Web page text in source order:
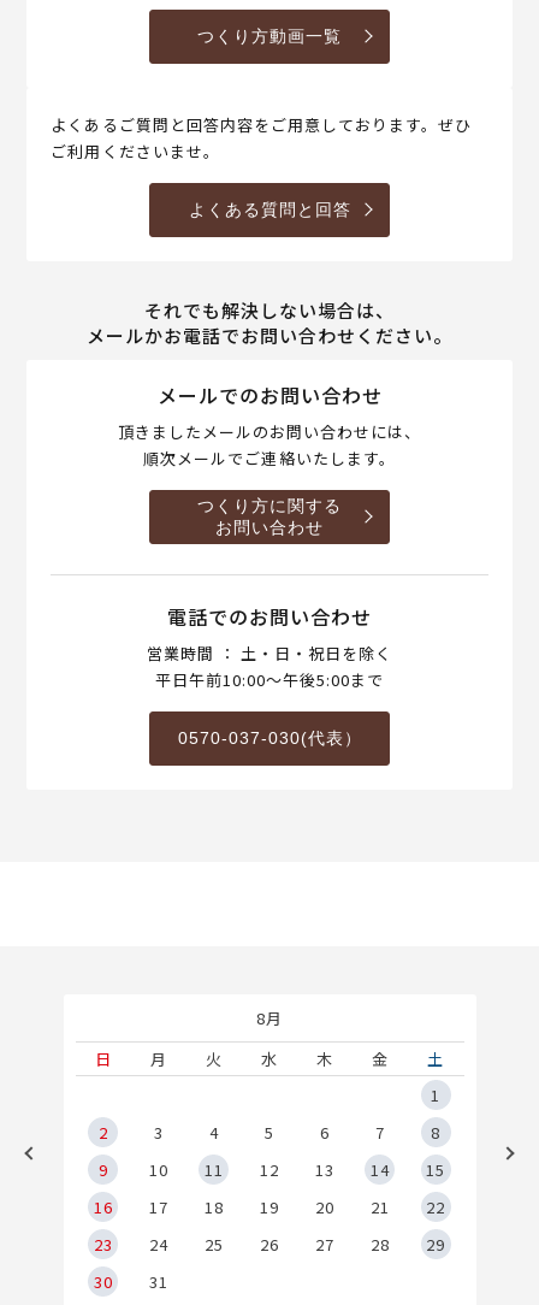
つくり方動画一覧
よくあるご質問と回答内容をご用意しております。ぜひ
ご利用くださいませ。
よくある質問と回答
それでも解決しない場合は、
メールかお電話でお問い合わせください。
メールでのお問い合わせ
頂きましたメールのお問い合わせには、
順次メールでご連絡いたします。
つくり方に関する
お問い合わせ
電話でのお問い合わせ
営業時間 ： 土・日・祝日を除く
平日午前10:00～午後5:00まで
0570-037-030(代表）
8月
日
月 火 水 木 金
土
1
2
3 4 5 6 7
8
9
10 11 12 13 14
15
16
17 18 19 20 21
22
23
24 25 26 27 28
29
30
31